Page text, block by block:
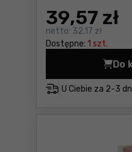
39,57 zł
netto: 32,17 zł
Dostępne: 1 szt.
U Ciebie za 2-3
Do